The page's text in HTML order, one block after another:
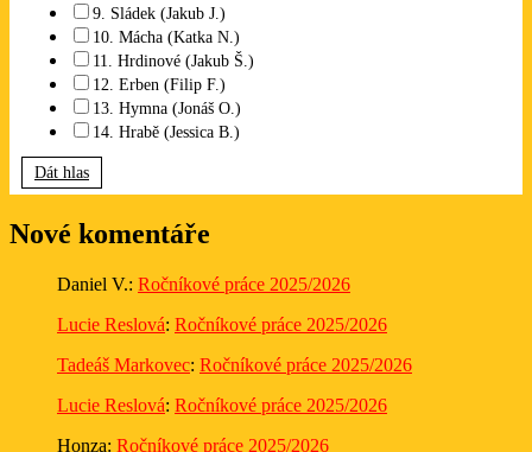
9. Sládek (Jakub J.)
10. Mácha (Katka N.)
11. Hrdinové (Jakub Š.)
12. Erben (Filip F.)
13. Hymna (Jonáš O.)
14. Hrabě (Jessica B.)
Dát hlas
Nové komentáře
Daniel V.: Ročníkové práce 2025/2026
Lucie Reslová: Ročníkové práce 2025/2026
Tadeáš Markovec: Ročníkové práce 2025/2026
Lucie Reslová: Ročníkové práce 2025/2026
Honza: Ročníkové práce 2025/2026